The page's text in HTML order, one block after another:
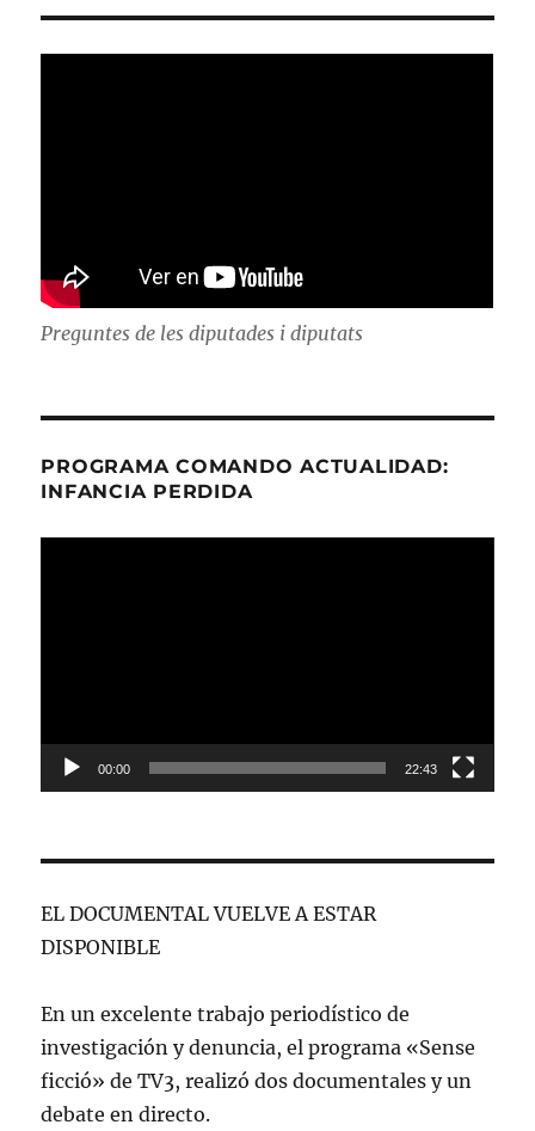
Preguntes de les diputades i diputats
PROGRAMA COMANDO ACTUALIDAD:
INFANCIA PERDIDA
00:00 22:43
EL DOCUMENTAL VUELVE A ESTAR
DISPONIBLE
En un excelente trabajo periodístico de
investigación y denuncia, el programa «Sense
ficció» de TV3, realizó dos documentales y un
debate en directo.